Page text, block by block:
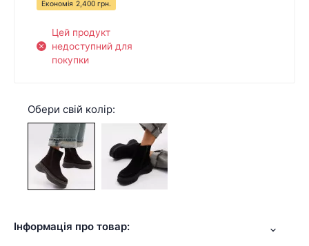
Економія 2,400 грн.
Цей продукт
недоступний для
покупки
Обери свій колір:
Інформація про товар: